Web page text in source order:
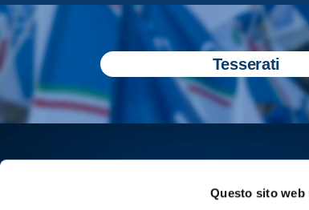
Questo sito
Tesserati